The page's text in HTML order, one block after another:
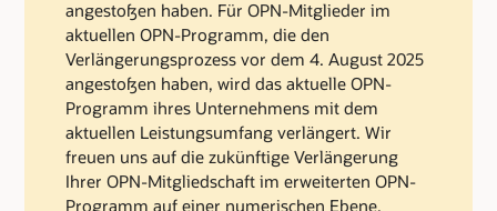
angestoßen haben. Für OPN-Mitglieder im
aktuellen OPN-Programm, die den
Verlängerungsprozess vor dem 4. August 2025
angestoßen haben, wird das aktuelle OPN-
Programm ihres Unternehmens mit dem
aktuellen Leistungsumfang verlängert. Wir
freuen uns auf die zukünftige Verlängerung
Ihrer OPN-Mitgliedschaft im erweiterten OPN-
Programm auf einer numerischen Ebene.